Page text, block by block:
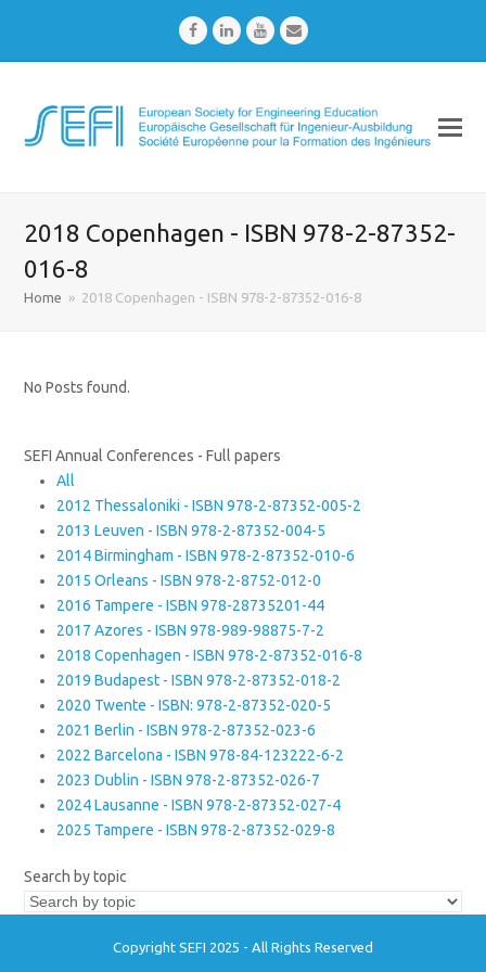
FacebookLinkedInYoutubeEmail
2018 Copenhagen - ISBN 978-2-87352-
016-8
Home » 2018 Copenhagen - ISBN 978-2-87352-016-8
No Posts found.
SEFI Annual Conferences - Full papers
All
2012 Thessaloniki - ISBN 978-2-87352-005-2
2013 Leuven - ISBN 978-2-87352-004-5
2014 Birmingham - ISBN 978-2-87352-010-6
2015 Orleans - ISBN 978-2-8752-012-0
2016 Tampere - ISBN 978-28735201-44
2017 Azores - ISBN 978-989-98875-7-2
2018 Copenhagen - ISBN 978-2-87352-016-8
2019 Budapest - ISBN 978-2-87352-018-2
2020 Twente - ISBN: 978-2-87352-020-5
2021 Berlin - ISBN 978-2-87352-023-6
2022 Barcelona - ISBN 978-84-123222-6-2
2023 Dublin - ISBN 978-2-87352-026-7
2024 Lausanne - ISBN 978-2-87352-027-4
2025 Tampere - ISBN 978-2-87352-029-8
Search by topic
Copyright SEFI 2025 - All Rights Reserved